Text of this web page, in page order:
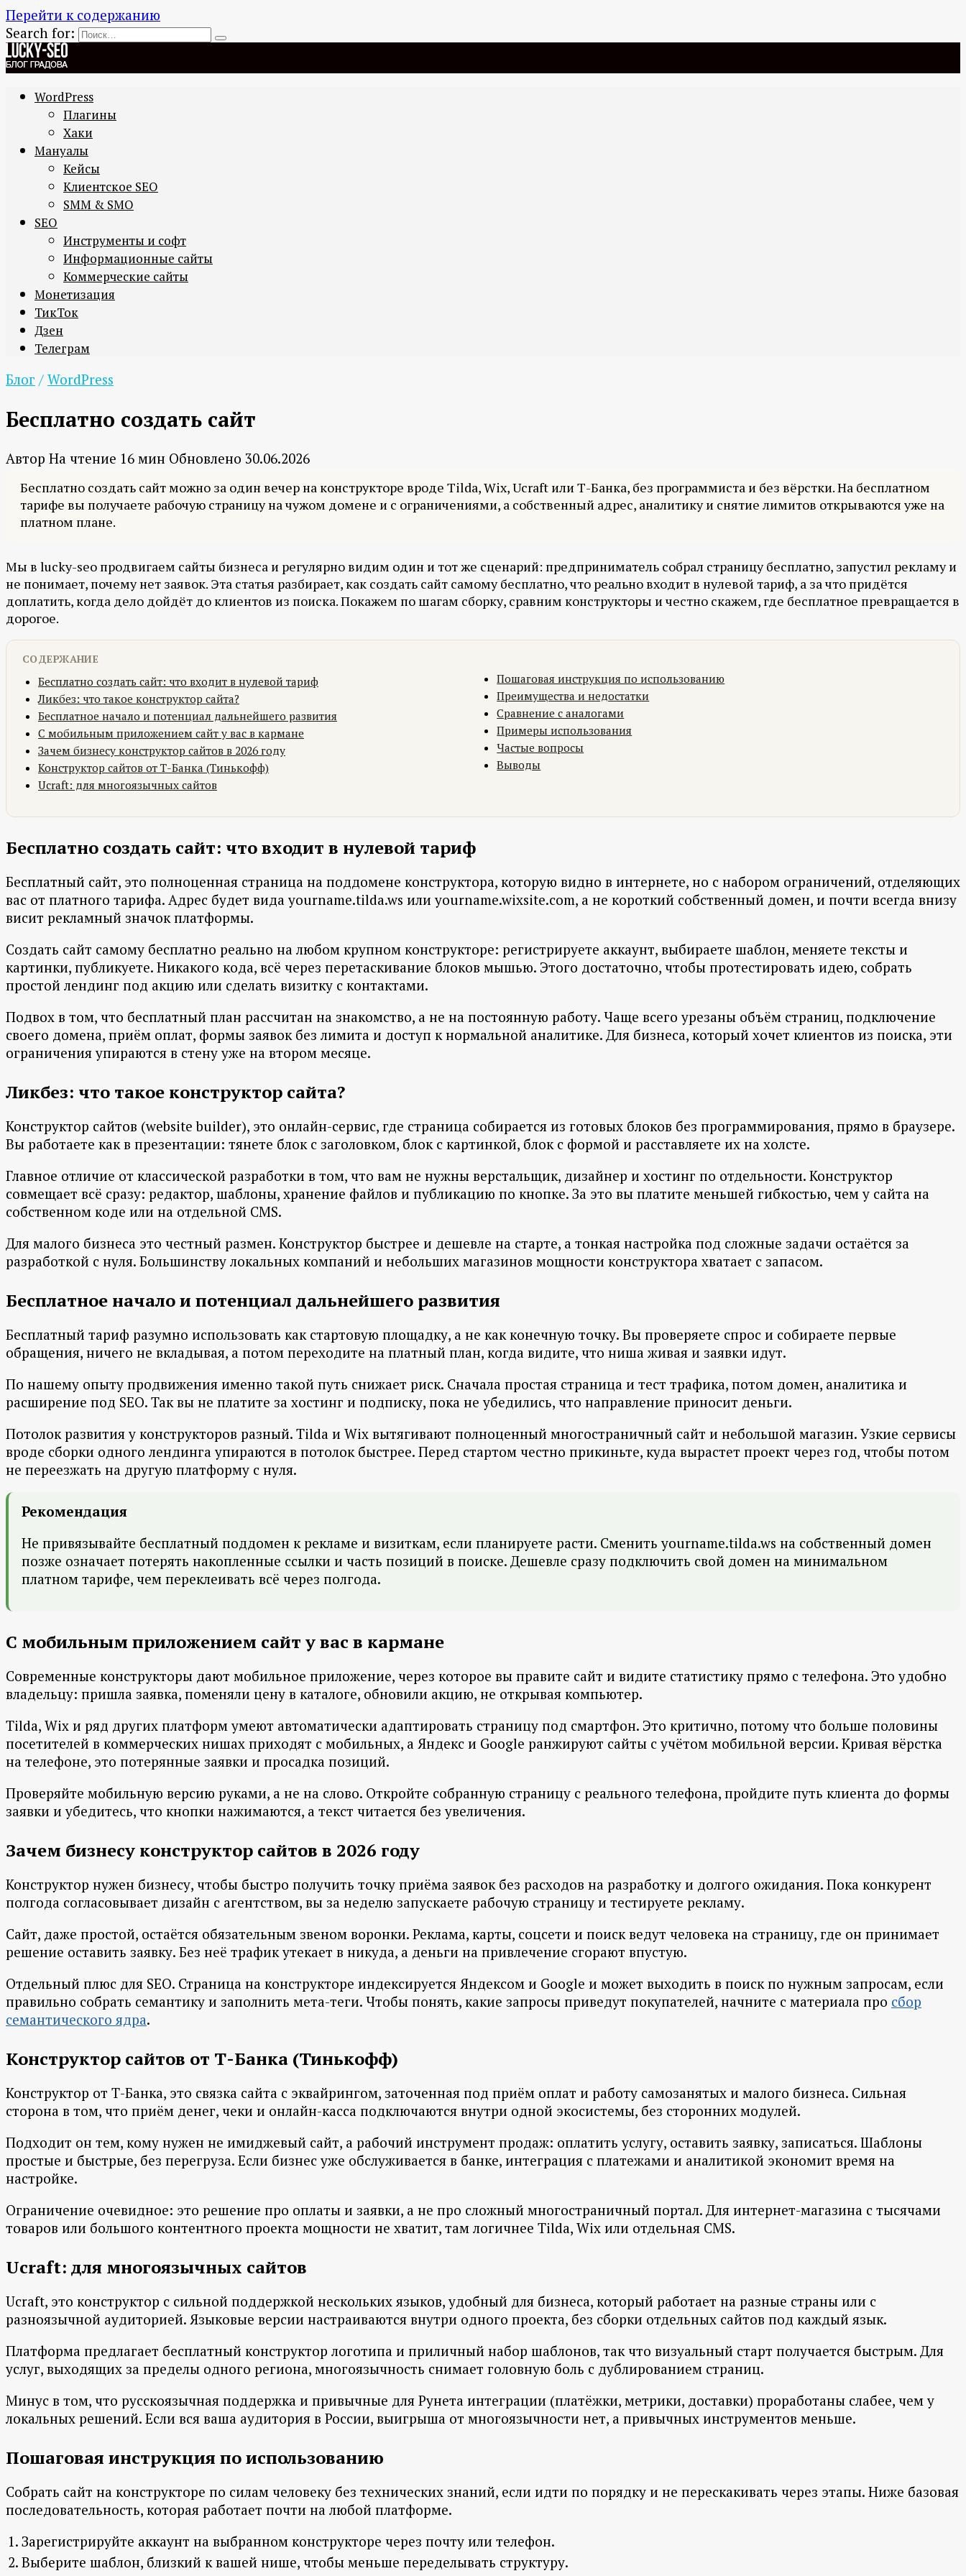
Перейти к содержанию
Search for:
WordPress
Плагины
Хаки
Мануалы
Кейсы
Клиентское SEO
SMM & SMO
SEO
Инструменты и софт
Информационные сайты
Коммерческие сайты
Монетизация
ТикТок
Дзен
Телеграм
Блог / WordPress
Бесплатно создать сайт
Автор На чтение 16 мин Обновлено 30.06.2026
Бесплатно создать сайт можно за один вечер на конструкторе вроде Tilda, Wix, Ucraft или Т-Банка, без программиста и без вёрстки. На бесплатном
тарифе вы получаете рабочую страницу на чужом домене и с ограничениями, а собственный адрес, аналитику и снятие лимитов открываются уже на
платном плане.
Мы в lucky-seo продвигаем сайты бизнеса и регулярно видим один и тот же сценарий: предприниматель собрал страницу бесплатно, запустил рекламу и
не понимает, почему нет заявок. Эта статья разбирает, как создать сайт самому бесплатно, что реально входит в нулевой тариф, а за что придётся
доплатить, когда дело дойдёт до клиентов из поиска. Покажем по шагам сборку, сравним конструкторы и честно скажем, где бесплатное превращается в
дорогое.
СОДЕРЖАНИЕ
Бесплатно создать сайт: что входит в нулевой тариф
Ликбез: что такое конструктор сайта?
Бесплатное начало и потенциал дальнейшего развития
С мобильным приложением сайт у вас в кармане
Зачем бизнесу конструктор сайтов в 2026 году
Конструктор сайтов от Т-Банка (Тинькофф)
Ucraft: для многоязычных сайтов
Пошаговая инструкция по использованию
Преимущества и недостатки
Сравнение с аналогами
Примеры использования
Частые вопросы
Выводы
Бесплатно создать сайт: что входит в нулевой тариф
Бесплатный сайт, это полноценная страница на поддомене конструктора, которую видно в интернете, но с набором ограничений, отделяющих
вас от платного тарифа. Адрес будет вида yourname.tilda.ws или yourname.wixsite.com, а не короткий собственный домен, и почти всегда внизу
висит рекламный значок платформы.
Создать сайт самому бесплатно реально на любом крупном конструкторе: регистрируете аккаунт, выбираете шаблон, меняете тексты и
картинки, публикуете. Никакого кода, всё через перетаскивание блоков мышью. Этого достаточно, чтобы протестировать идею, собрать
простой лендинг под акцию или сделать визитку с контактами.
Подвох в том, что бесплатный план рассчитан на знакомство, а не на постоянную работу. Чаще всего урезаны объём страниц, подключение
своего домена, приём оплат, формы заявок без лимита и доступ к нормальной аналитике. Для бизнеса, который хочет клиентов из поиска, эти
ограничения упираются в стену уже на втором месяце.
Ликбез: что такое конструктор сайта?
Конструктор сайтов (website builder), это онлайн-сервис, где страница собирается из готовых блоков без программирования, прямо в браузере.
Вы работаете как в презентации: тянете блок с заголовком, блок с картинкой, блок с формой и расставляете их на холсте.
Главное отличие от классической разработки в том, что вам не нужны верстальщик, дизайнер и хостинг по отдельности. Конструктор
совмещает всё сразу: редактор, шаблоны, хранение файлов и публикацию по кнопке. За это вы платите меньшей гибкостью, чем у сайта на
собственном коде или на отдельной CMS.
Для малого бизнеса это честный размен. Конструктор быстрее и дешевле на старте, а тонкая настройка под сложные задачи остаётся за
разработкой с нуля. Большинству локальных компаний и небольших магазинов мощности конструктора хватает с запасом.
Бесплатное начало и потенциал дальнейшего развития
Бесплатный тариф разумно использовать как стартовую площадку, а не как конечную точку. Вы проверяете спрос и собираете первые
обращения, ничего не вкладывая, а потом переходите на платный план, когда видите, что ниша живая и заявки идут.
По нашему опыту продвижения именно такой путь снижает риск. Сначала простая страница и тест трафика, потом домен, аналитика и
расширение под SEO. Так вы не платите за хостинг и подписку, пока не убедились, что направление приносит деньги.
Потолок развития у конструкторов разный. Tilda и Wix вытягивают полноценный многостраничный сайт и небольшой магазин. Узкие сервисы
вроде сборки одного лендинга упираются в потолок быстрее. Перед стартом честно прикиньте, куда вырастет проект через год, чтобы потом
не переезжать на другую платформу с нуля.
Рекомендация
Не привязывайте бесплатный поддомен к рекламе и визиткам, если планируете расти. Сменить yourname.tilda.ws на собственный домен
позже означает потерять накопленные ссылки и часть позиций в поиске. Дешевле сразу подключить свой домен на минимальном
платном тарифе, чем переклеивать всё через полгода.
С мобильным приложением сайт у вас в кармане
Современные конструкторы дают мобильное приложение, через которое вы правите сайт и видите статистику прямо с телефона. Это удобно
владельцу: пришла заявка, поменяли цену в каталоге, обновили акцию, не открывая компьютер.
Tilda, Wix и ряд других платформ умеют автоматически адаптировать страницу под смартфон. Это критично, потому что больше половины
посетителей в коммерческих нишах приходят с мобильных, а Яндекс и Google ранжируют сайты с учётом мобильной версии. Кривая вёрстка
на телефоне, это потерянные заявки и просадка позиций.
Проверяйте мобильную версию руками, а не на слово. Откройте собранную страницу с реального телефона, пройдите путь клиента до формы
заявки и убедитесь, что кнопки нажимаются, а текст читается без увеличения.
Зачем бизнесу конструктор сайтов в 2026 году
Конструктор нужен бизнесу, чтобы быстро получить точку приёма заявок без расходов на разработку и долгого ожидания. Пока конкурент
полгода согласовывает дизайн с агентством, вы за неделю запускаете рабочую страницу и тестируете рекламу.
Сайт, даже простой, остаётся обязательным звеном воронки. Реклама, карты, соцсети и поиск ведут человека на страницу, где он принимает
решение оставить заявку. Без неё трафик утекает в никуда, а деньги на привлечение сгорают впустую.
Отдельный плюс для SEO. Страница на конструкторе индексируется Яндексом и Google и может выходить в поиск по нужным запросам, если
правильно собрать семантику и заполнить мета-теги. Чтобы понять, какие запросы приведут покупателей, начните с материала про сбор
семантического ядра.
Конструктор сайтов от Т-Банка (Тинькофф)
Конструктор от Т-Банка, это связка сайта с эквайрингом, заточенная под приём оплат и работу самозанятых и малого бизнеса. Сильная
сторона в том, что приём денег, чеки и онлайн-касса подключаются внутри одной экосистемы, без сторонних модулей.
Подходит он тем, кому нужен не имиджевый сайт, а рабочий инструмент продаж: оплатить услугу, оставить заявку, записаться. Шаблоны
простые и быстрые, без перегруза. Если бизнес уже обслуживается в банке, интеграция с платежами и аналитикой экономит время на
настройке.
Ограничение очевидное: это решение про оплаты и заявки, а не про сложный многостраничный портал. Для интернет-магазина с тысячами
товаров или большого контентного проекта мощности не хватит, там логичнее Tilda, Wix или отдельная CMS.
Ucraft: для многоязычных сайтов
Ucraft, это конструктор с сильной поддержкой нескольких языков, удобный для бизнеса, который работает на разные страны или с
разноязычной аудиторией. Языковые версии настраиваются внутри одного проекта, без сборки отдельных сайтов под каждый язык.
Платформа предлагает бесплатный конструктор логотипа и приличный набор шаблонов, так что визуальный старт получается быстрым. Для
услуг, выходящих за пределы одного региона, многоязычность снимает головную боль с дублированием страниц.
Минус в том, что русскоязычная поддержка и привычные для Рунета интеграции (платёжки, метрики, доставки) проработаны слабее, чем у
локальных решений. Если вся ваша аудитория в России, выигрыша от многоязычности нет, а привычных инструментов меньше.
Пошаговая инструкция по использованию
Собрать сайт на конструкторе по силам человеку без технических знаний, если идти по порядку и не перескакивать через этапы. Ниже базовая
последовательность, которая работает почти на любой платформе.
Зарегистрируйте аккаунт на выбранном конструкторе через почту или телефон.
Выберите шаблон, близкий к вашей нише, чтобы меньше переделывать структуру.